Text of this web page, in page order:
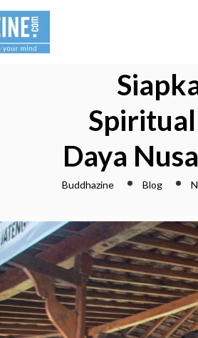
Daya
Buddhazine Blog